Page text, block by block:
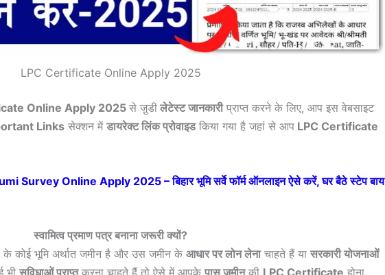
LPC Certificate Online Apply 2025
Online Apply 2025 से जु़डी लेटेस्ट जानकारीप्राप्त करने के लिए, आप इस वेबसाइट
Links सेक्शन में डायरेक्ट लिंक प्रोवाइडकिया गया है जहां से आप LPC Certificate
Survey Online Apply 2025 – बिहार भूमि सर्वे फॉर्म ऑनलाइन ऐसे करें, घर बैठे स्टेप बाय
स्वामित्व प्रमाण पत्र बनाना जरूरी क्यों?
के कोई भूमि अर्थात जमीन है और उस जमीन के आधार पर लोन लेनाचाहते हैं या सरकारी योजनाओं